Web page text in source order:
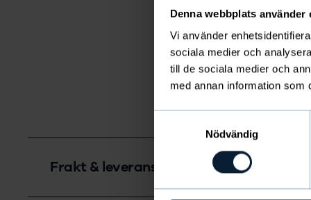
Denna webbplats använder
Vi använder
sociala medier och
till de sociala medier och
med annan information som
Nödvändig
Maskintvätt
Färg: blå
Längd: 73
Frakt & leverans